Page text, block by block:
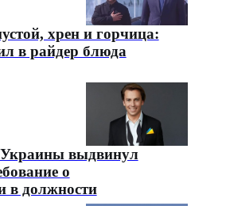
хрен и горчица:
в райдер блюда
выдвинул
о
в должности